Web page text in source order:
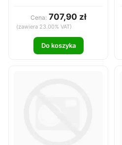
Cena: 707,90 zł
(zawiera 23.00% VAT)
Do koszyka